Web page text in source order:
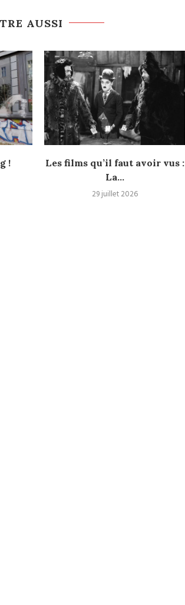
AUSSI
!
Les films qu’il faut avoir vus :
La...
29 juillet 2026